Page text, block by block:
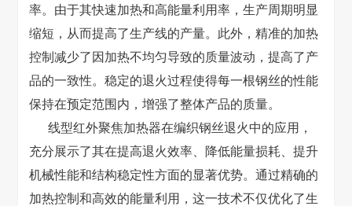
率。由于其快速加热和高能量利用率，生产周期明显
缩短，从而提高了生产线的产量。此外，精准的加热
控制减少了因加热不均匀导致的质量波动，提高了产
品的一致性。稳定的退火过程使得每一根钢丝的性能
保持在预定范围内，增强了整体产品的质量。
线型红外聚焦加热器在编织钢丝退火中的应用，
充分展示了其在提高退火效率、降低能量损耗、提升
机械性能和结构稳定性方面的显著优势。通过精确的
加热控制和高效的能量利用，这一技术不仅优化了生